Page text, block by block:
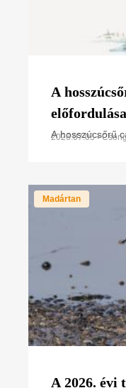
A
A hosszúcsőrű
2026.07.05 •
Madártan
A 2026. évi